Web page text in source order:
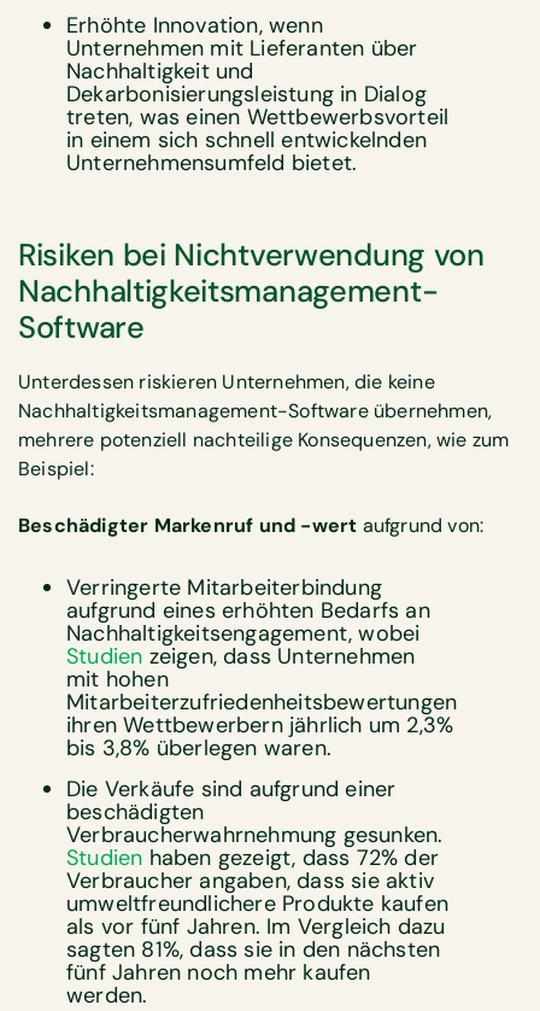
Erhöhte Innovation, wenn
Unternehmen mit Lieferanten über
Nachhaltigkeit und
Dekarbonisierungsleistung in Dialog
treten, was einen Wettbewerbsvorteil
in einem sich schnell entwickelnden
Unternehmensumfeld bietet.
Risiken bei Nichtverwendung von
Nachhaltigkeitsmanagement-
Software
Unterdessen riskieren Unternehmen, die keine
Nachhaltigkeitsmanagement-Software übernehmen,
mehrere potenziell nachteilige Konsequenzen, wie zum
Beispiel:
Beschädigter Markenruf und -wert aufgrund von:
Verringerte Mitarbeiterbindung
aufgrund eines erhöhten Bedarfs an
Nachhaltigkeitsengagement, wobei
Studien zeigen, dass Unternehmen
mit hohen
Mitarbeiterzufriedenheitsbewertungen
ihren Wettbewerbern jährlich um 2,3%
bis 3,8% überlegen waren.
Die Verkäufe sind aufgrund einer
beschädigten
Verbraucherwahrnehmung gesunken.
Studien haben gezeigt, dass 72% der
Verbraucher angaben, dass sie aktiv
umweltfreundlichere Produkte kaufen
als vor fünf Jahren. Im Vergleich dazu
sagten 81%, dass sie in den nächsten
fünf Jahren noch mehr kaufen
werden.